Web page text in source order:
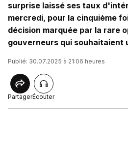
surprise laissé ses taux
mercredi, pour la cinquième
décision marquée par la rare
gouverneurs qui souhaitaient
Publié: 30.07.2025 à 21:06 heures
PartagerÉcouter